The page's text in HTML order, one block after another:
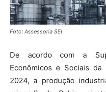
Foto: Assessoria SEI
De acordo com a
Econômicos e Sociais
2024, a produção